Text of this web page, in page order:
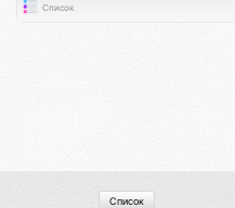
Список
Список